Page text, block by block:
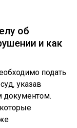
об
и как
подать
указав
документом.